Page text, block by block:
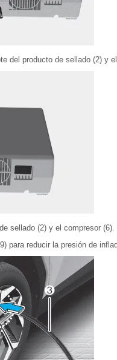
del producto de sellado (2) y
sellado (2) y el compresor (6).
para reducir la presión de